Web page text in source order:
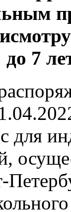
до 7
для